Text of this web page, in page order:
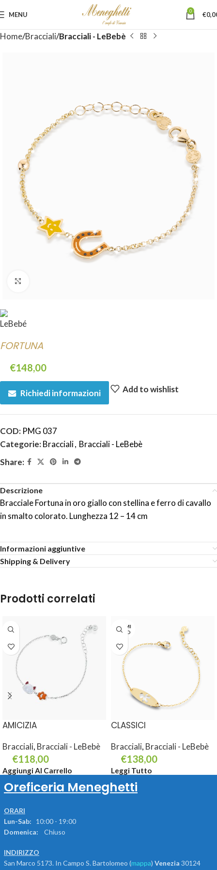
MENU 0 €
Home Bracciali Bracciali - LeBebè
FORTUNA
€148,00
Richiedi informazioni Add to wishlist
COD: PMG 037
Categorie:Bracciali, Bracciali - LeBebè
Share:
Descrizione
Bracciale Fortuna in oro giallo con stellina e ferro di cavallo
in smalto colorato. Lunghezza 12 – 14 cm
Informazioni aggiuntive
Shipping & Delivery
Prodotti correlati
AMICIZIA
Bracciali, Bracciali - LeBebè
€118,00
Aggiungi Al Carrello
TERMI
NATO
CLASSICI
Bracciali, Bracciali - LeBebè
€138,00
Leggi Tutto
Oreficeria Meneghetti
ORARI
Lun-Sab: 10:00 - 19:00
Domenica:
Chiuso
INDIRIZZO
San Marco 5173. In Campo S. Bartolomeo (mappa) Venezia 30124